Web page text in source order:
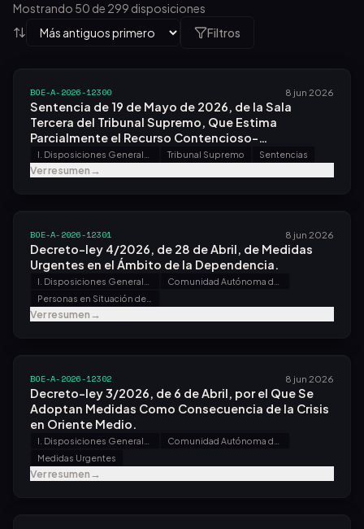
Mostrando 50 de 299 disposiciones
Filtros
BOE-A-2026-12300 8 jun 2026
Sentencia de 19 de Mayo de 2026, de la Sala
Tercera del Tribunal Supremo, Que Estima
Parcialmente el Recurso Contencioso-
administrativo Interpuesto por la Abogada de la
Generalitat Valenciana, en la Representación Que
Arrendamientos y Se Crea la Ventanilla Única
Digital de Arrendamientos para la Recogida y el
Intercambio de Datos Relativos a los Servicios de
Alquiler de Alojamientos de Corta Duración.
Tribunal Supremo Sentencias
Ver resumen→
BOE-A-2026-12301 8 jun 2026
Decreto-ley 4/2026, de 28 de Abril, de Medidas
Urgentes en el Ámbito de la Dependencia.
Ver resumen→
BOE-A-2026-12302 8 jun 2026
Decreto-ley 3/2026, de 6 de Abril, por el Que Se
Adoptan Medidas Como Consecuencia de la Crisis
en Oriente Medio.
Medidas Urgentes
Ver resumen→